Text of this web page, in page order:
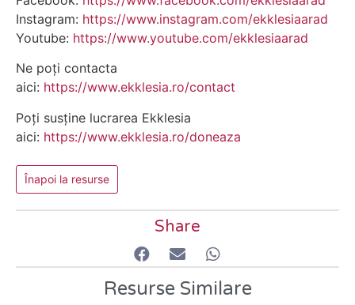
Instagram: https://www.instagram.com/ekklesiaarad
Youtube: https://www.youtube.com/ekklesiaarad
Ne poți contacta
aici: https://www.ekklesia.ro/contact
Poți susține lucrarea Ekklesia
aici: https://www.ekklesia.ro/doneaza
Înapoi la resurse
Share
Resurse Similare